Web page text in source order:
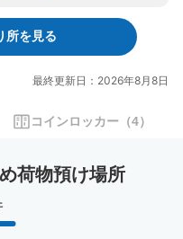
所を見る
最終更新日：2026年8月8日
コインロッカー （4）
荷物預け場所